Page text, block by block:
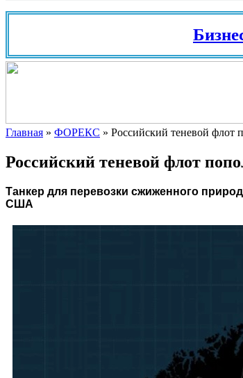
Бизнес в
Главная » ФОРЕКС » Российский теневой
Российский теневой флот
Танкер для перевозки сжиженного
США